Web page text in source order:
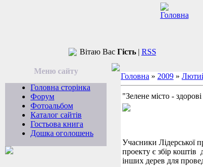
Вітаю Вас Гість| RSS
Меню сайту
Головна сторінка
Форум
Фотоальбом
Каталог сайтів
Гостьова книга
Дошка оголошень
Головна » 2009 »
"Зелене місто -
Учасники
проекту є збір коштів
інших дерев для